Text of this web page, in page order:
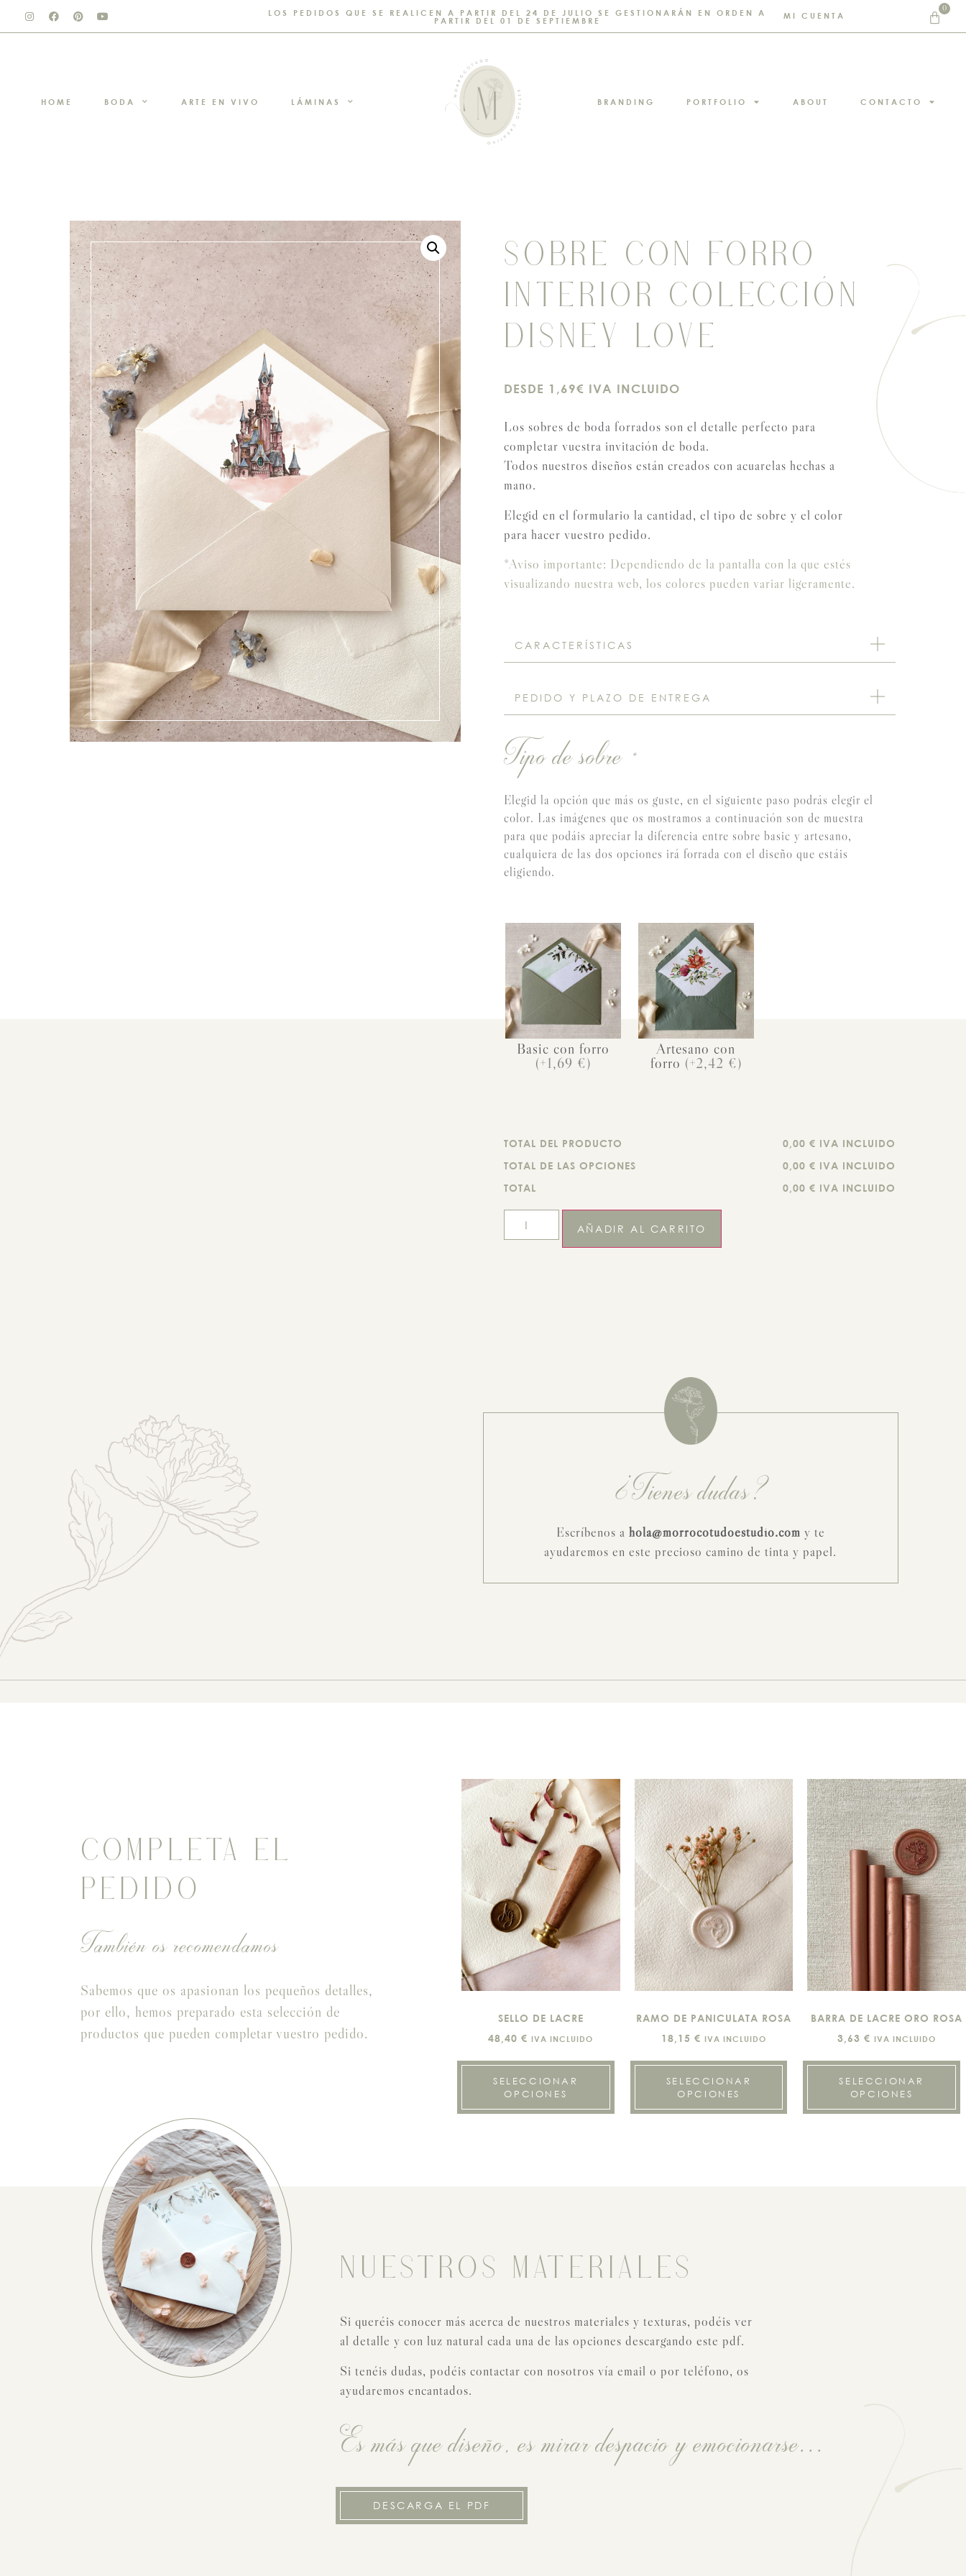
LOS PEDIDOS QUE SE REALICEN A PARTIR DEL 24 DE JULIO SE GESTIONARÁN EN ORDEN A
PARTIR DEL 01 DE SEPTIEMBRE
MI CUENTA
0
HOME BODA ARTE EN VIVO LÁMINAS BRANDING PORTFOLIO ABOUT CONTACTO
SOBRE CON FORRO
INTERIOR COLECCIÓN
DISNEY LOVE
DESDE 1,69€ IVA INCLUIDO
Los sobres de boda forrados son el detalle perfecto para
completar vuestra invitación de boda.
Todos nuestros diseños están creados con acuarelas hechas a
mano.
Elegid en el formulario la cantidad, el tipo de sobre y el color
para hacer vuestro pedido.
*Aviso importante: Dependiendo de la pantalla con la que estés
visualizando nuestra web, los colores pueden variar ligeramente.
CARACTERÍSTICAS
PEDIDO Y PLAZO DE ENTREGA
Tipo de sobre *
Elegid la opción que más os guste, en el siguiente paso podrás elegir el
color. Las imágenes que os mostramos a continuación son de muestra
para que podáis apreciar la diferencia entre sobre basic y artesano,
cualquiera de las dos opciones irá forrada con el diseño que estáis
eligiendo.
Basic con forro
(+1,69 €)
Artesano con
forro (+2,42 €)
TOTAL DEL PRODUCTO
0,00 € IVA INCLUIDO
TOTAL DE LAS OPCIONES
0,00 € IVA INCLUIDO
TOTAL
0,00 € IVA INCLUIDO
AÑADIR AL CARRITO
¿Tienes dudas?
Escríbenos a hola@morrocotudoestudio.com y te
ayudaremos en este precioso camino de tinta y papel.
COMPLETA EL
PEDIDO
También os recomendamos
Sabemos que os apasionan los pequeños detalles,
por ello, hemos preparado esta selección de
productos que pueden completar vuestro pedido.
SELLO DE LACRE
48,40€ IVA INCLUIDO
SELECCIONAR
OPCIONES
RAMO DE PANICULATA ROSA
18,15€ IVA INCLUIDO
SELECCIONAR
OPCIONES
BARRA DE LACRE ORO ROSA
3,63€ IVA INCLUIDO
SELECCIONAR
OPCIONES
NUESTROS MATERIALES
Si queréis conocer más acerca de nuestros materiales y texturas, podéis ver
al detalle y con luz natural cada una de las opciones descargando este pdf.
Si tenéis dudas, podéis contactar con nosotros vía email o por teléfono, os
ayudaremos encantados.
Es más que diseño, es mirar despacio y emocionarse...
DESCARGA EL PDF